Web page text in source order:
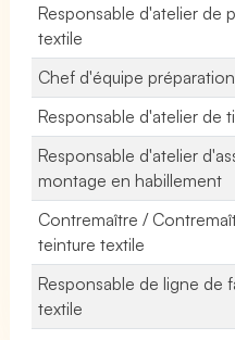
Responsable d'atelier de
textile
Chef d'équipe
Responsable d'atelier de
Responsable d'atelier
montage en habillement
Contremaître /
teinture textile
Responsable de ligne de
textile